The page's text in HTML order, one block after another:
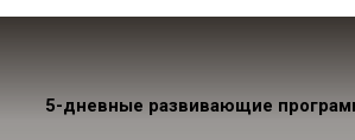
5-дневные развивающие